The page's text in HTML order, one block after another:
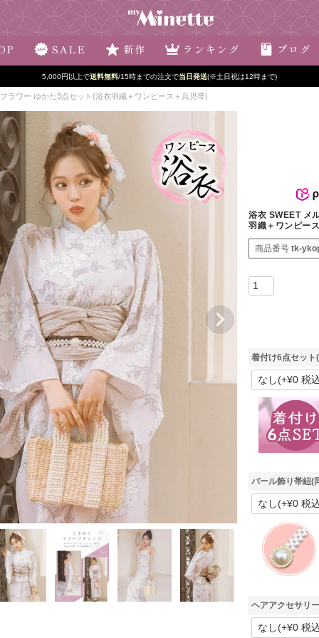
SALE 新作 ランキング ブログ
5,000円以上で送料無料/15時までの注文で当日発送(※土日祝は12時まで)
ラワー ゆかた3点セット(浴衣羽織＋ワンピース＋兵児帯)
浴衣 SWEET メ
羽織＋ワンピー
商品番号 tk-
着付け6点セット
パール飾り帯紐(
ヘアアクセサリ